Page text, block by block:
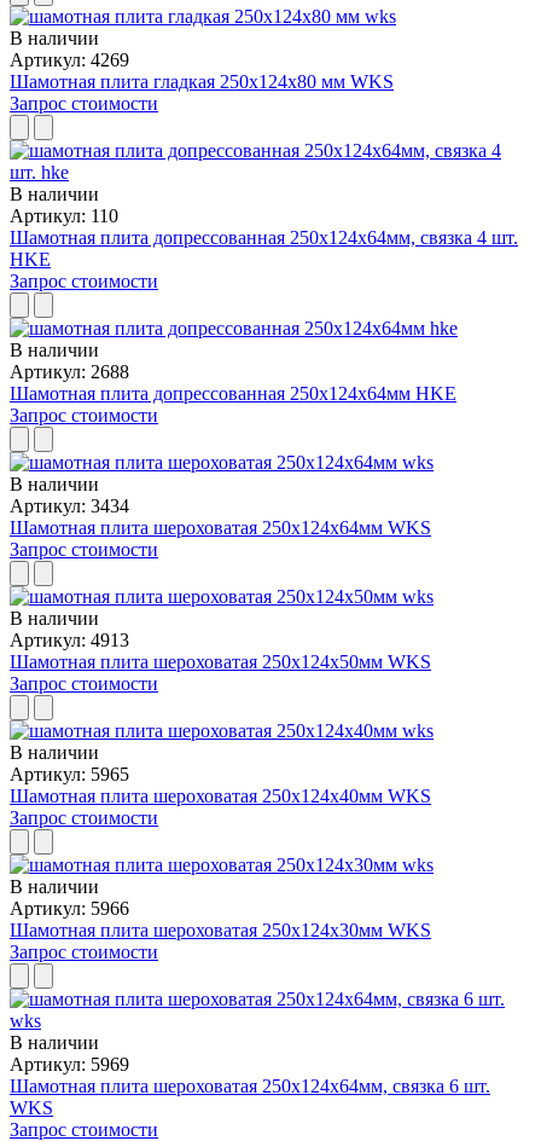
В наличии
Артикул: 4269
Шамотная плита гладкая 250x124x80 мм WKS
Запрос стоимости
В наличии
Артикул: 110
Шамотная плита допрессованная 250x124x64мм, связка 4 шт.
HKE
Запрос стоимости
В наличии
Артикул: 2688
Шамотная плита допрессованная 250x124x64мм HKE
Запрос стоимости
В наличии
Артикул: 3434
Шамотная плита шероховатая 250x124x64мм WKS
Запрос стоимости
В наличии
Артикул: 4913
Шамотная плита шероховатая 250x124x50мм WKS
Запрос стоимости
В наличии
Артикул: 5965
Шамотная плита шероховатая 250x124x40мм WKS
Запрос стоимости
В наличии
Артикул: 5966
Шамотная плита шероховатая 250x124x30мм WKS
Запрос стоимости
В наличии
Артикул: 5969
Шамотная плита шероховатая 250x124x64мм, связка 6 шт.
WKS
Запрос стоимости